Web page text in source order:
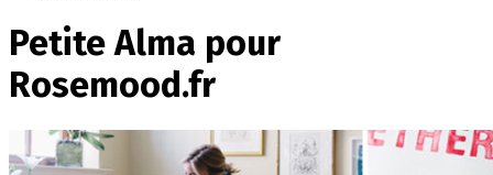
Petite Alma pour
Rosemood.fr